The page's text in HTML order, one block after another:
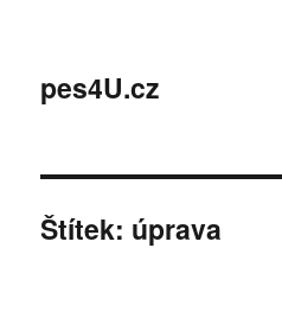
pes4U.cz
Štítek: úprava